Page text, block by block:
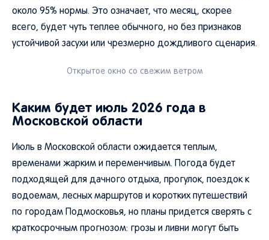
около 95% нормы. Это означает, что месяц, скорее
всего, будет чуть теплее обычного, но без признаков
устойчивой засухи или чрезмерно дождливого сценария.
Открытое окно со свежим ветром
Каким будет июль 2026 года в
Московской области
Июль в Московской области ожидается теплым,
временами жарким и переменчивым. Погода будет
подходящей для дачного отдыха, прогулок, поездок к
водоемам, лесных маршрутов и коротких путешествий
по городам Подмосковья, но планы придется сверять с
краткосрочным прогнозом: грозы и ливни могут быть